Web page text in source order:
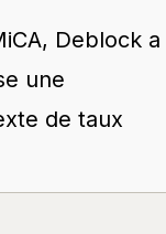
Deblock a
une
de taux